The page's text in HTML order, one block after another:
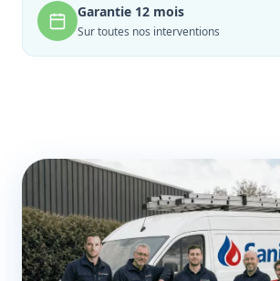
Garantie 12 mois
Sur toutes nos interventions